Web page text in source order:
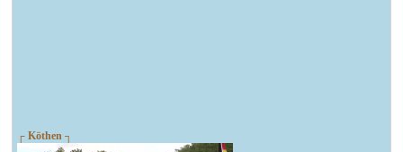
┌ Köthen ┐